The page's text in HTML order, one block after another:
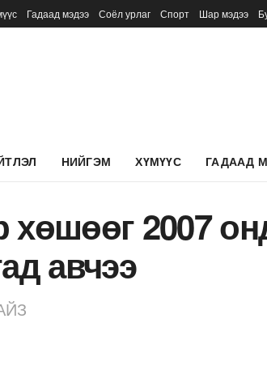
Гадаад мэдээ Соёл урлаг Спорт Шар мэдээ
НИЙГЭМ ХҮМҮҮС ГАДААД
2007
авчээ